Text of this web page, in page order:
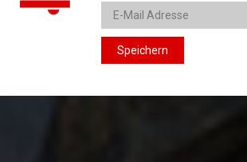
Speichern